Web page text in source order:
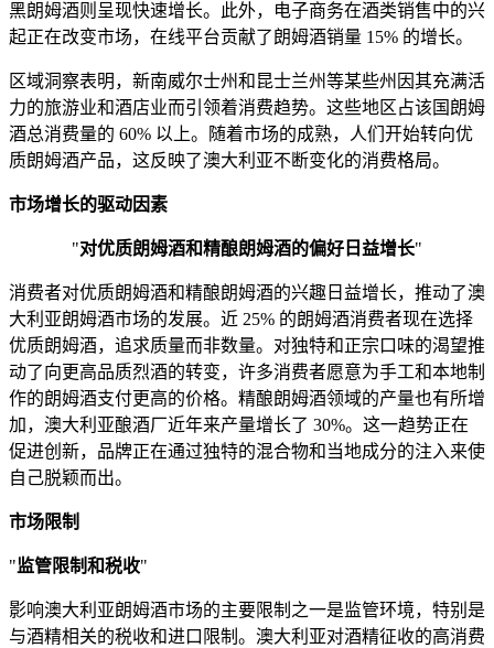
黑朗姆酒则呈现快速增长。此外，电子商务在酒类销售中的兴
起正在改变市场，在线平台贡献了朗姆酒销量 15% 的增长。
区域洞察表明，新南威尔士州和昆士兰州等某些州因其充满活
力的旅游业和酒店业而引领着消费趋势。这些地区占该国朗姆
酒总消费量的 60% 以上。随着市场的成熟，人们开始转向优
质朗姆酒产品，这反映了澳大利亚不断变化的消费格局。
市场增长的驱动因素
"对优质朗姆酒和精酿朗姆酒的偏好日益增长"
消费者对优质朗姆酒和精酿朗姆酒的兴趣日益增长，推动了澳
大利亚朗姆酒市场的发展。近 25% 的朗姆酒消费者现在选择
优质朗姆酒，追求质量而非数量。对独特和正宗口味的渴望推
动了向更高品质烈酒的转变，许多消费者愿意为手工和本地制
作的朗姆酒支付更高的价格。精酿朗姆酒领域的产量也有所增
加，澳大利亚酿酒厂近年来产量增长了 30%。这一趋势正在
促进创新，品牌正在通过独特的混合物和当地成分的注入来使
自己脱颖而出。
市场限制
"监管限制和税收"
影响澳大利亚朗姆酒市场的主要限制之一是监管环境，特别是
与酒精相关的税收和进口限制。澳大利亚对酒精征收的高消费